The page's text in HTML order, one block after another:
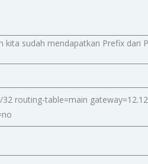
sudah mendapatkan Prefix dari
32 routing-table=main